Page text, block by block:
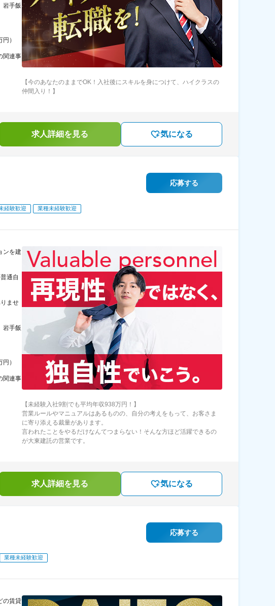
岩手飯
）
関連事
【今のあなたのままでOK！入社後にスキルを身につけて、ハイクラスの
仲間入り！】
求人詳細を見る 気になる
経験歓迎 業種未経験歓迎
応募する
ンを建
通自
ませ
岩手飯
）
関連事
【未経験入社9割でも平均年収938万円！】
営業ルールやマニュアルはあるものの、自分の考えをもって、お客さま
に寄り添える裁量があります。
言われたことをやるだけなんてつまらない！そんな方ほど活躍できるの
が大東建託の営業です。
求人詳細を見る 気になる
業種未経験歓迎
応募する
の賃貸